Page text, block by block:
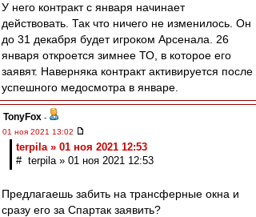
У него контракт с января начинает
действовать. Так что ничего не изменилось. Он
до 31 декабря будет игроком Арсенала. 26
января откроется зимнее ТО, в которое его
заявят. Наверняка контракт активируется после
успешного медосмотра в январе.
TonyFox -
01 ноя 2021 13:02
terpila » 01 ноя 2021 12:53
# terpila » 01 ноя 2021 12:53
Предлагаешь забить на трансферные окна и
сразу его за Спартак заявить?